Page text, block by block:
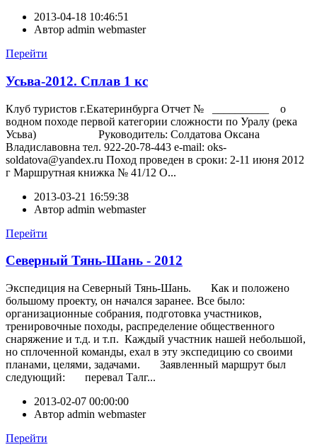
2013-04-18 10:46:51
Автор admin webmaster
Перейти
Усьва-2012. Сплав 1 кс
Клуб туристов г.Екатеринбурга Отчет № __________ о
водном походе первой категории сложности по Уралу (река
Усьва) Руководитель: Солдатова Оксана
Владиславовна тел. 922-20-78-443 e-mail: oks-
soldatova@yandex.ru Поход проведен в сроки: 2-11 июня 2012
г Маршрутная книжка № 41/12 О...
2013-03-21 16:59:38
Автор admin webmaster
Перейти
Северный Тянь-Шань - 2012
Экспедиция на Северный Тянь-Шань. Как и положено
большому проекту, он начался заранее. Все было:
организационные собрания, подготовка участников,
тренировочные походы, распределение общественного
снаряжение и т.д. и т.п. Каждый участник нашей небольшой,
но сплоченной команды, ехал в эту экспедицию со своими
планами, целями, задачами. Заявленный маршрут был
следующий: перевал Талг...
2013-02-07 00:00:00
Автор admin webmaster
Перейти